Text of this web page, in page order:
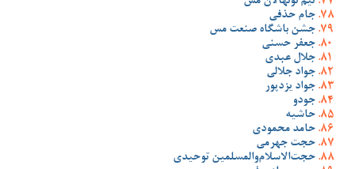
جام حذفی
جشن باشگاه صنعت مس
جعفر حسنی
جلال عبدی
جواد جلالی
جواد یزدپور
جودو
حاشیه
حامد محمودی
حجت جهرمی
حجت‌الاسلام‌والمسلمین توحیدی